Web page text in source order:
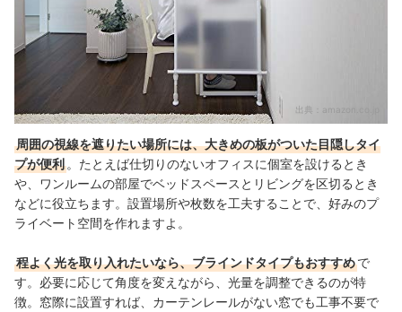
出典： amazon.co.jp
周囲の視線を遮りたい場所には、大きめの板がついた目隠しタイ
プが便利 。たとえば仕切りのないオフィスに個室を設けるとき
や、ワンルームの部屋でベッドスペースとリビングを区切るとき
などに役立ちます。設置場所や枚数を工夫することで、好みのプ
ライベート空間を作れますよ。
程よく光を取り入れたいなら、ブラインドタイプもおすすめで
す。必要に応じて角度を変えながら、光量を調整できるのが特
徴。窓際に設置すれば、カーテンレールがない窓でも工事不要で